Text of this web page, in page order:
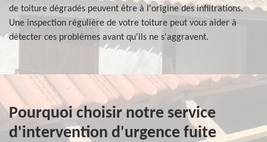
de toiture dégradés peuvent être à l'origine des infiltrations.
Une inspection régulière de votre toiture peut vous aider à
détecter ces problèmes avant qu'ils ne s'aggravent.
Pourquoi choisir notre service
d'intervention d'urgence fuite